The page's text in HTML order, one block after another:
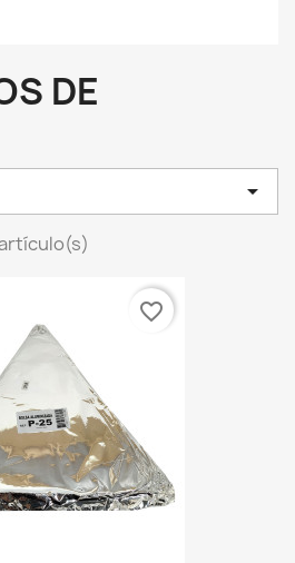
DE

favorite_border